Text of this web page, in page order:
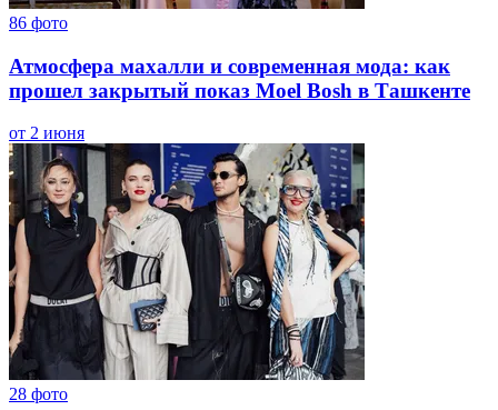
86 фото
Атмосфера махалли и современная мода: как
прошел закрытый показ Moel Bosh в Ташкенте
от 2 июня
28 фото